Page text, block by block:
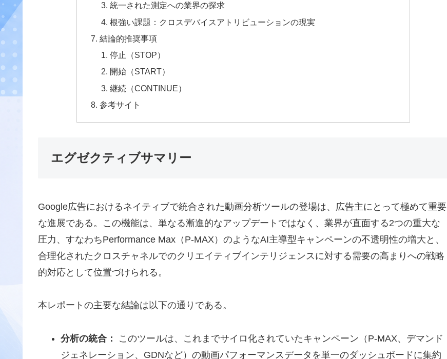
統一された測定への業界の探求
根強い課題：クロスデバイスアトリビューションの現実
結論的推奨事項
停止（STOP）
開始（START）
継続（CONTINUE）
参考サイト
エグゼクティブサマリー
Google広告におけるネイティブで統合された動画分析ツールの登場は、広告主にとって極めて重要
な進展である。この機能は、単なる漸進的なアップデートではなく、業界が直面する2つの重大な
圧力、すなわちPerformance Max（P-MAX）のようなAI主導型キャンペーンの不透明性の増大と、
合理化されたクロスチャネルでのクリエイティブインテリジェンスに対する需要の高まりへの戦略
的対応として位置づけられる。
本レポートの主要な結論は以下の通りである。
分析の統合：
このツールは、これまでサイロ化されていたキャンペーン（P-MAX、デマンド
ジェネレーション、GDNなど）の動画パフォーマンスデータを単一のダッシュボードに集約